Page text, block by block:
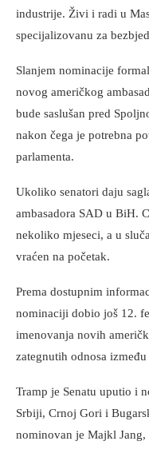
industrije. Živi i radi u
specijalizovanu za
Slanjem nominacije
novog američkog
bude saslušan pred
nakon čega je potrebna
parlamenta.
Ukoliko senatori daju
ambasadora SAD u BiH.
nekoliko mjeseci, a u
vraćen na početak.
Prema dostupnim
nominaciji dobio još 12.
imenovanja novih
zategnutih odnosa
Tramp je Senatu uputio i
Srbiji, Crnoj Gori i
nominovan je Majkl